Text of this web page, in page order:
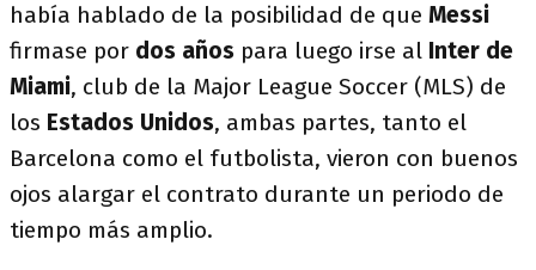
había hablado de la posibilidad de que Messi
firmase por dos años para luego irse al Inter de
Miami, club de la Major League Soccer (MLS) de
los Estados Unidos, ambas partes, tanto el
Barcelona como el futbolista, vieron con buenos
ojos alargar el contrato durante un periodo de
tiempo más amplio.